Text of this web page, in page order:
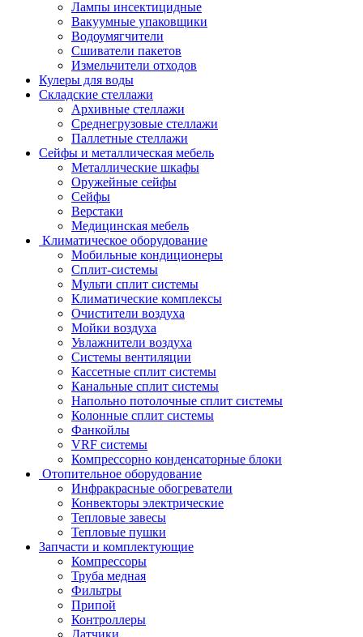
Лампы инсектицидные
Вакуумные упаковщики
Водоумягчители
Сшиватели пакетов
Измельчители отходов
Кулеры для воды
Складские стеллажи
Архивные стеллажи
Среднегрузовые стеллажи
Паллетные стеллажи
Сейфы и металлическая мебель
Металлические шкафы
Оружейные сейфы
Сейфы
Верстаки
Медицинская мебель
Климатическое оборудование
Мобильные кондиционеры
Сплит-системы
Мульти сплит системы
Климатические комплексы
Очистители воздуха
Мойки воздуха
Увлажнители воздуха
Системы вентиляции
Кассетные сплит системы
Канальные сплит системы
Напольно потолочные сплит системы
Колонные сплит системы
Фанкойлы
VRF системы
Компрессорно конденсаторные блоки
Отопительное оборудование
Инфракрасные обогреватели
Конвекторы электрические
Тепловые завесы
Тепловые пушки
Запчасти и комплектующие
Компрессоры
Труба медная
Фильтры
Припой
Контроллеры
Датчики